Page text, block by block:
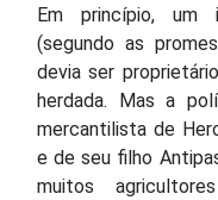
Em princípio, um
(segundo as
devia ser
herdada. Mas a
mercantilista de
e de seu filho
muitos